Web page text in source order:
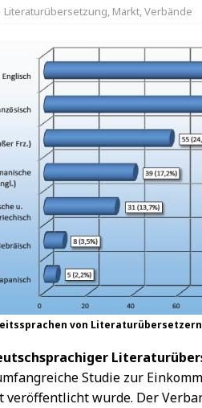
Literaturübersetzung, Markt,Verbände
von Literaturübersetzern.
Studie zur
wurde. Der